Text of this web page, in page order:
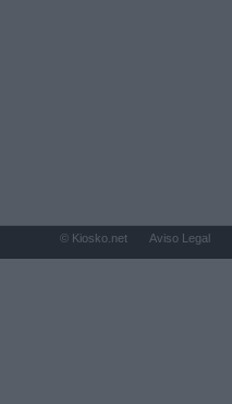
© Kiosko.net Aviso Legal